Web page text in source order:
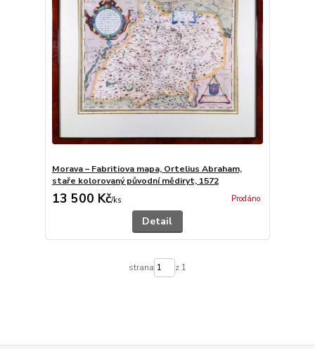
Morava – Fabritiova mapa, Ortelius Abraham,
staře kolorovaný původní mědiryt, 1572
13 500 Kč/ks Prodáno
Detail
strana z 1